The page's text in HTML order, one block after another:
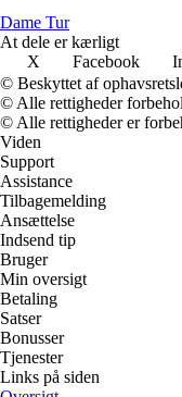
Dame Tur
At dele er kærligt
X
Facebook
© Beskyttet af
© Alle rettigheder
© Alle rettigheder er
Viden
Support
Assistance
Tilbagemelding
Ansættelse
Indsend tip
Bruger
Min oversigt
Betaling
Satser
Bonusser
Tjenester
Links på siden